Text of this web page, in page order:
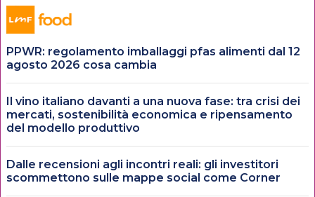
PPWR: regolamento imballaggi pfas alimenti dal 12
agosto 2026 cosa cambia
Il vino italiano davanti a una nuova fase: tra crisi dei
mercati, sostenibilità economica e ripensamento
del modello produttivo
Dalle recensioni agli incontri reali: gli investitori
scommettono sulle mappe social come Corner